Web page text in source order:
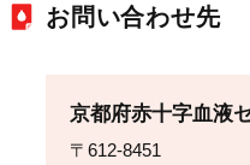
お問い合わせ先
京都府赤十字血
〒612-8451